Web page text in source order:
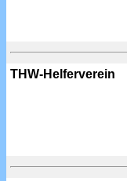
THW-Helferverein